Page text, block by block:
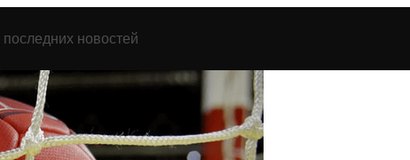
новостей